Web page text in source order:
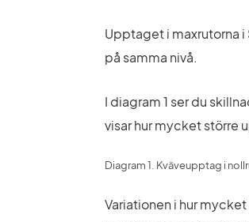
Upptaget i maxrutorna i
på samma nivå.
I diagram 1 ser du
visar hur mycket större
Diagram 1. Kväveupptag i
Variationen i hur